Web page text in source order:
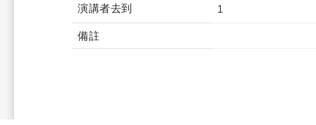
演講者去到 1
備註